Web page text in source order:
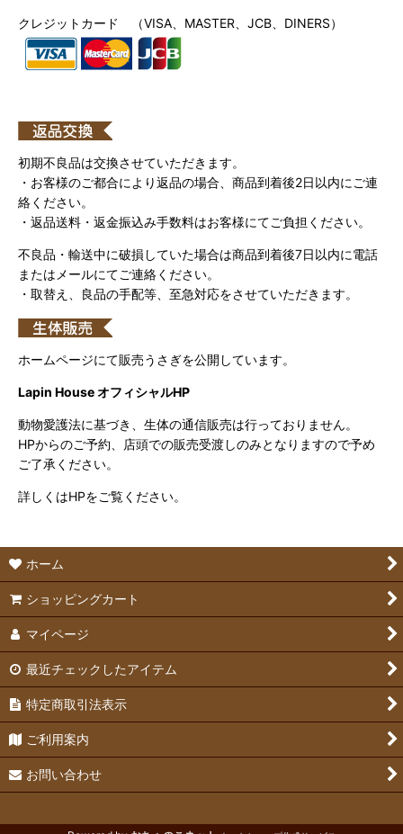
クレジットカード （VISA、MASTER、JCB、DINERS）
初期不良品は交換させていただきます。
・お客様のご都合により返品の場合、商品到着後2日以内にご連
絡ください。
・返品送料・返金振込み手数料はお客様にてご負担ください。
不良品・輸送中に破損していた場合は商品到着後7日以内に電話
またはメールにてご連絡ください。
・取替え、良品の手配等、至急対応をさせていただきます。
ホームページにて販売うさぎを公開しています。
Lapin House オフィシャルHP
動物愛護法に基づき、生体の通信販売は行っておりません。
HPからのご予約、店頭での販売受渡しのみとなりますので予め
ご了承ください。
詳しくはHPをご覧ください。
ホーム
ショッピングカート
マイページ
最近チェックしたアイテム
特定商取引法表示
ご利用案内
お問い合わせ